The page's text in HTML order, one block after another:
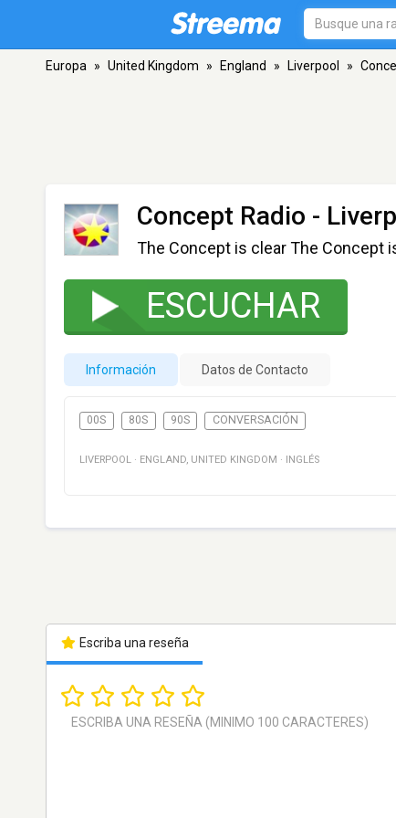
Europa » United Kingdom » England » Liverpool »
Concept Radio -
The Concept is clear The Concept
ESCUCHAR
Información Datos de Contacto
00S 80S 90S CONVERSACIÓN
LIVERPOOL · ENGLAND, UNITED KINGDOM · INGLÉS
Escriba una reseña